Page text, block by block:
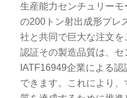
生産能力センチュリー
の200トン射出成形プレ
社と共同で巨大な注文を
認証その製造品質は、
IATF16949企業による
できます。これにより